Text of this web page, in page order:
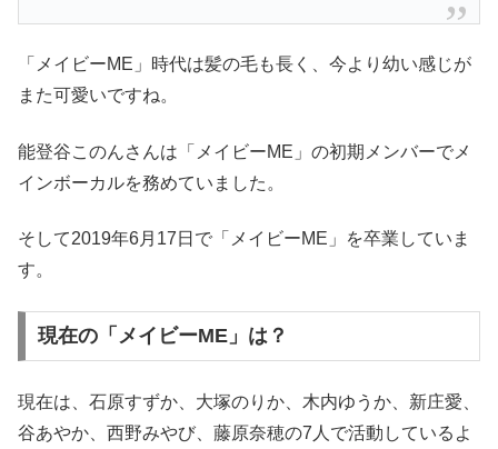
「メイビーME」時代は髪の毛も長く、今より幼い感じが
また可愛いですね。
能登谷このんさんは「メイビーME」の初期メンバーでメ
インボーカルを務めていました。
そして2019年6月17日で「メイビーME」を卒業していま
す。
現在の「メイビーME」は？
現在は、石原すずか、大塚のりか、木内ゆうか、新庄愛、
谷あやか、西野みやび、藤原奈穂の7人で活動しているよ